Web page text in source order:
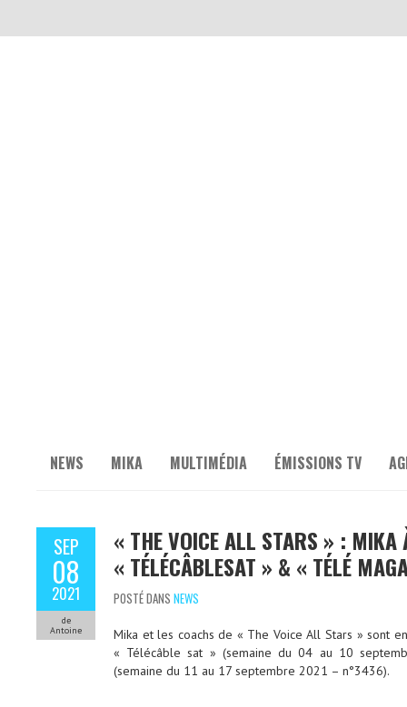
NEWS MIKA MULTIMÉDIA ÉMISSIONS TV
SEP
08
2021
de
Antoine
« THE VOICE ALL STARS » : MIKA
« TÉLÉCÂBLESAT » & « TÉLÉ
POSTÉ DANS NEWS
Mika et les coachs de « The Voice All Stars » sont
« Télécâble sat » (semaine du 04 au 10
(semaine du 11 au 17 septembre 2021 – n°3436).